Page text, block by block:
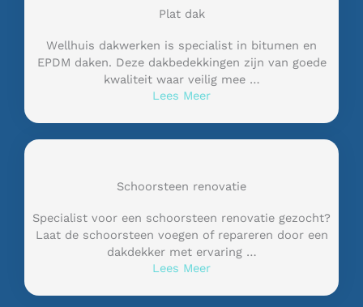
Plat dak
Wellhuis dakwerken is specialist in bitumen en
EPDM daken. Deze dakbedekkingen zijn van goede
kwaliteit waar veilig mee …
Lees Meer
Schoorsteen renovatie
Specialist voor een schoorsteen renovatie gezocht?
Laat de schoorsteen voegen of repareren door een
dakdekker met ervaring …
Lees Meer